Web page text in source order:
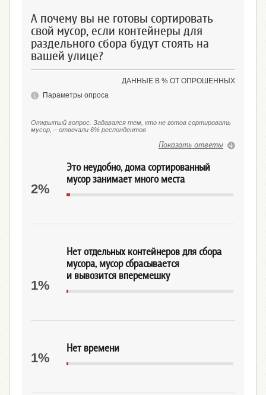
А почему вы не готовы сортировать
свой мусор, если контейнеры для
раздельного сбора будут стоять на
вашей улице?
ДАННЫЕ В % ОТ ОПРОШЕННЫХ
Параметры опроса
Открытый вопрос. Задавался тем, кто не готов сортировать
мусор, – отвечали 6% респондентов
Показать ответы
Это неудобно, дома сортированный
мусор занимает много места
2%
Нет отдельных контейнеров для сбора
мусора, мусор сбрасывается
и вывозится вперемешку
1%
Нет времени
1%